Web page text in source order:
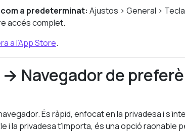
a predeterminat: Ajustos > General >
accés complet.
a l’App Store.
Navegador de
És ràpid, enfocat en la privadesa i
i la privadesa t’importa, és una opció raonable